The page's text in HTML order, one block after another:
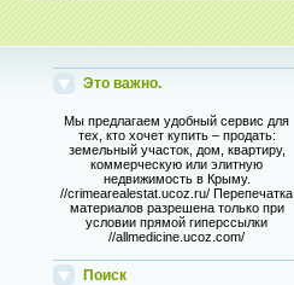
Это важно.
Мы предлагаем удобный сервис для
тех, кто хочет купить – продать:
земельный участок, дом, квартиру,
коммерческую или элитную
недвижимость в Крыму.
//crimearealestat.ucoz.ru/ Перепечатка
материалов разрешена только при
условии прямой гиперссылки
//allmedicine.ucoz.com/
Поиск